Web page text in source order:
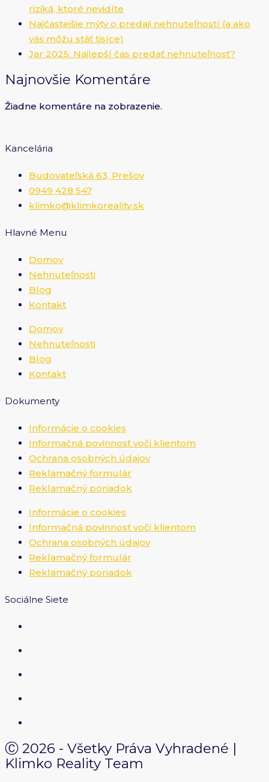
riziká, ktoré nevidíte
Najčastejšie mýty o predaji nehnuteľností (a ako
vás môžu stáť tisíce)
Jar 2025: Najlepší čas predať nehnuteľnosť?
Najnovšie Komentáre
Žiadne komentáre na zobrazenie.
Kancelária
Budovateľská 63, Prešov
0949 428 547
klimko@klimkoreality.sk
Hlavné Menu
Domov
Nehnuteľnosti
Blog
Kontakt
Domov
Nehnuteľnosti
Blog
Kontakt
Dokumenty
Informácie o cookies
Informačná povinnosť voči klientom
Ochrana osobných údajov
Reklamačný formulár
Reklamačný poriadok
Informácie o cookies
Informačná povinnosť voči klientom
Ochrana osobných údajov
Reklamačný formulár
Reklamačný poriadok
Sociálne Siete
Ⓒ 2026 - Všetky Práva Vyhradené |
Klimko Reality Team